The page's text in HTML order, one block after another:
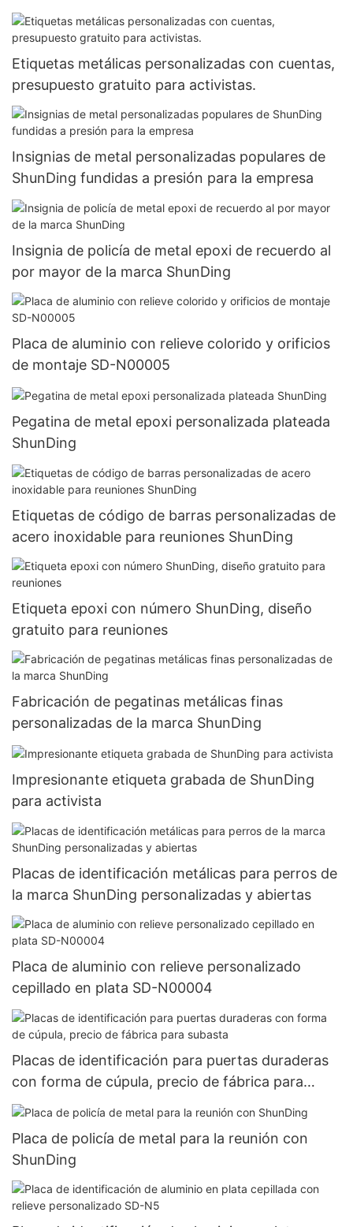
Etiquetas metálicas personalizadas con cuentas,
presupuesto gratuito para activistas.
Insignias de metal personalizadas populares de
ShunDing fundidas a presión para la empresa
Insignia de policía de metal epoxi de recuerdo al
por mayor de la marca ShunDing
Placa de aluminio con relieve colorido y orificios
de montaje SD-N00005
Pegatina de metal epoxi personalizada plateada
ShunDing
Etiquetas de código de barras personalizadas de
acero inoxidable para reuniones ShunDing
Etiqueta epoxi con número ShunDing, diseño
gratuito para reuniones
Fabricación de pegatinas metálicas finas
personalizadas de la marca ShunDing
Impresionante etiqueta grabada de ShunDing
para activista
Placas de identificación metálicas para perros de
la marca ShunDing personalizadas y abiertas
Placa de aluminio con relieve personalizado
cepillado en plata SD-N00004
Placas de identificación para puertas duraderas
con forma de cúpula, precio de fábrica para
subasta
Placa de policía de metal para la reunión con
ShunDing